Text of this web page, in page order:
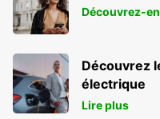
FRANCFORT HAHN
HAHN-FLUGHAFEN -
Découvrez-
Découvrez
électrique
Lire plus